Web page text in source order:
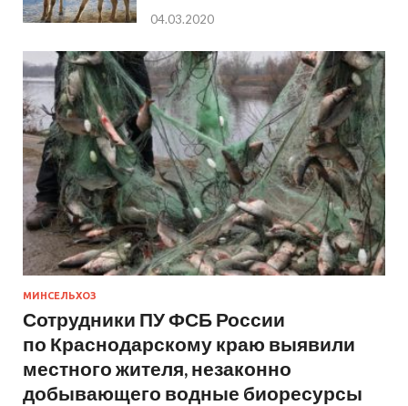
04.03.2020
МИНСЕЛЬХОЗ
Сотрудники ПУ ФСБ России
по Краснодарскому краю выявили
местного жителя, незаконно
добывающего водные биоресурсы